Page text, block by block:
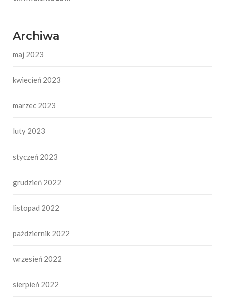
Archiwa
maj 2023
kwiecień 2023
marzec 2023
luty 2023
styczeń 2023
grudzień 2022
listopad 2022
październik 2022
wrzesień 2022
sierpień 2022